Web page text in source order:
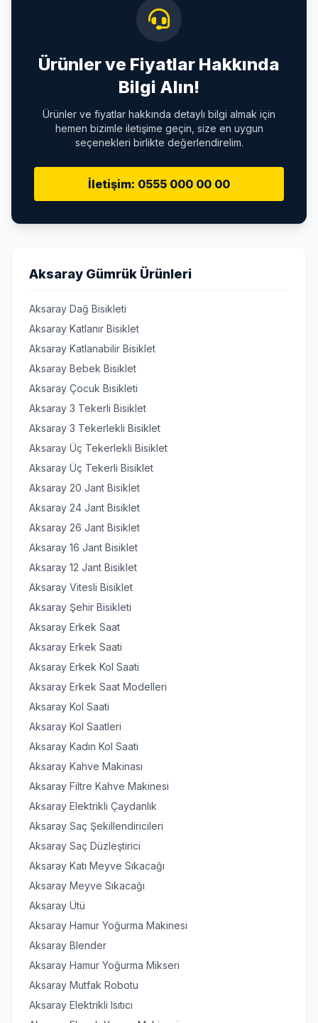
Ürünler ve Fiyatlar Hakkında
Bilgi Alın!
Ürünler ve fiyatlar hakkında detaylı bilgi almak için
hemen bizimle iletişime geçin, size en uygun
seçenekleri birlikte değerlendirelim.
İletişim: 0555 000 00 00
Aksaray Gümrük Ürünleri
Aksaray Dağ Bisikleti
Aksaray Katlanır Bisiklet
Aksaray Katlanabilir Bisiklet
Aksaray Bebek Bisiklet
Aksaray Çocuk Bisikleti
Aksaray 3 Tekerli Bisiklet
Aksaray 3 Tekerlekli Bisiklet
Aksaray Üç Tekerlekli Bisiklet
Aksaray Üç Tekerli Bisiklet
Aksaray 20 Jant Bisiklet
Aksaray 24 Jant Bisiklet
Aksaray 26 Jant Bisiklet
Aksaray 16 Jant Bisiklet
Aksaray 12 Jant Bisiklet
Aksaray Vitesli Bisiklet
Aksaray Şehir Bisikleti
Aksaray Erkek Saat
Aksaray Erkek Saati
Aksaray Erkek Kol Saati
Aksaray Erkek Saat Modelleri
Aksaray Kol Saati
Aksaray Kol Saatleri
Aksaray Kadın Kol Saati
Aksaray Kahve Makinası
Aksaray Filtre Kahve Makinesi
Aksaray Elektrikli Çaydanlık
Aksaray Saç Şekillendiricileri
Aksaray Saç Düzleştirici
Aksaray Katı Meyve Sıkacağı
Aksaray Meyve Sıkacağı
Aksaray Ütü
Aksaray Hamur Yoğurma Makinesi
Aksaray Blender
Aksaray Hamur Yoğurma Mikseri
Aksaray Mutfak Robotu
Aksaray Elektrikli Isıtıcı